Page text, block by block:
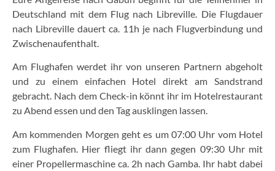
Deutschland mit dem Flug nach Libreville. Die Flugdauer
nach Libreville dauert ca. 11h je nach Flugverbindung und
Zwischenaufenthalt.
Am Flughafen werdet ihr von unseren Partnern abgeholt
und zu einem einfachen Hotel direkt am Sandstrand
gebracht. Nach dem Check-in könnt ihr im Hotelrestaurant
zu Abend essen und den Tag ausklingen lassen.
Am kommenden Morgen geht es um 07:00 Uhr vom Hotel
zum Flughafen. Hier fliegt ihr dann gegen 09:30 Uhr mit
einer Propellermaschine ca. 2h nach Gamba. Ihr habt dabei